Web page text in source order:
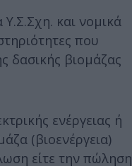
και νομικά
που
δασικής βιομάζας
ενέργειας ή
(βιοενέργεια)
είτε την πώληση